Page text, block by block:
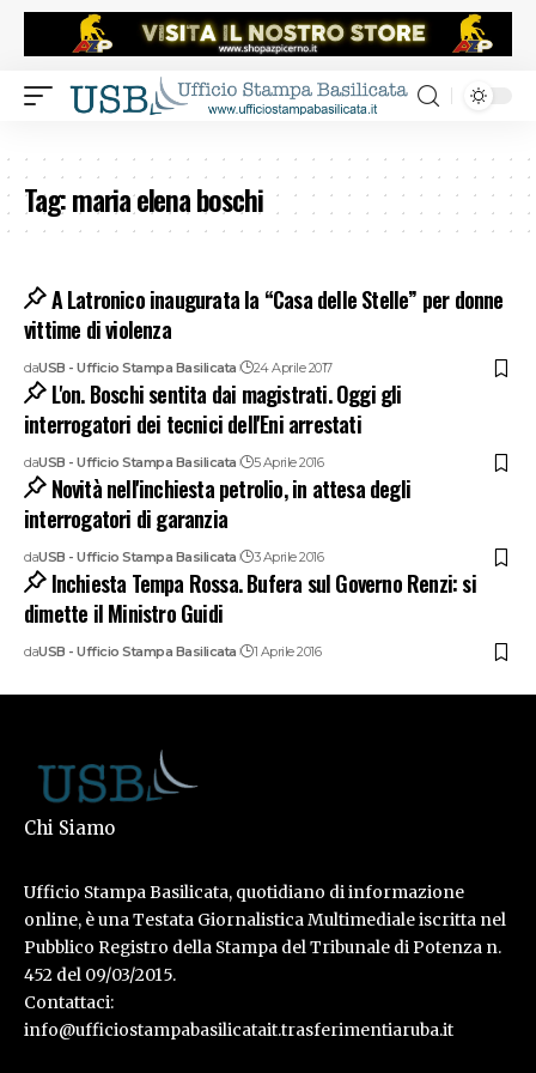
Tag:maria elena boschi
A Latronico inaugurata la “Casa delle Stelle” per donne
vittime di violenza
daUSB - Ufficio Stampa Basilicata 24 Aprile 2017
L'on. Boschi sentita dai magistrati. Oggi gli
interrogatori dei tecnici dell'Eni arrestati
daUSB - Ufficio Stampa Basilicata 5 Aprile 2016
Novità nell'inchiesta petrolio, in attesa degli
interrogatori di garanzia
daUSB - Ufficio Stampa Basilicata 3 Aprile 2016
Inchiesta Tempa Rossa. Bufera sul Governo Renzi: si
dimette il Ministro Guidi
daUSB - Ufficio Stampa Basilicata 1 Aprile 2016
Chi Siamo
Ufficio Stampa Basilicata, quotidiano di informazione
online, è una Testata Giornalistica Multimediale iscritta nel
Pubblico Registro della Stampa del Tribunale di Potenza n.
452 del 09/03/2015.
Contattaci:
info@ufficiostampabasilicatait.trasferimentiaruba.it